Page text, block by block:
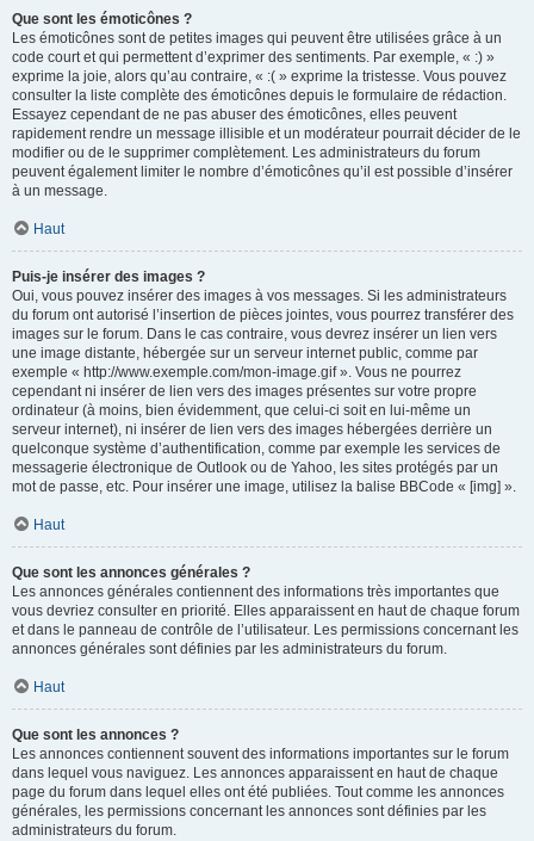
Que sont les émoticônes ?
Les émoticônes sont de petites images qui peuvent être utilisées grâce à un
code court et qui permettent d’exprimer des sentiments. Par exemple, « :) »
exprime la joie, alors qu’au contraire, « :( » exprime la tristesse. Vous pouvez
consulter la liste complète des émoticônes depuis le formulaire de rédaction.
Essayez cependant de ne pas abuser des émoticônes, elles peuvent
rapidement rendre un message illisible et un modérateur pourrait décider de le
modifier ou de le supprimer complètement. Les administrateurs du forum
peuvent également limiter le nombre d’émoticônes qu’il est possible d’insérer
à un message.
Haut
Puis-je insérer des images ?
Oui, vous pouvez insérer des images à vos messages. Si les administrateurs
du forum ont autorisé l’insertion de pièces jointes, vous pourrez transférer des
images sur le forum. Dans le cas contraire, vous devrez insérer un lien vers
une image distante, hébergée sur un serveur internet public, comme par
exemple « http://www.exemple.com/mon-image.gif ». Vous ne pourrez
cependant ni insérer de lien vers des images présentes sur votre propre
ordinateur (à moins, bien évidemment, que celui-ci soit en lui-même un
serveur internet), ni insérer de lien vers des images hébergées derrière un
quelconque système d’authentification, comme par exemple les services de
messagerie électronique de Outlook ou de Yahoo, les sites protégés par un
mot de passe, etc. Pour insérer une image, utilisez la balise BBCode « [img] ».
Haut
Que sont les annonces générales ?
Les annonces générales contiennent des informations très importantes que
vous devriez consulter en priorité. Elles apparaissent en haut de chaque forum
et dans le panneau de contrôle de l’utilisateur. Les permissions concernant les
annonces générales sont définies par les administrateurs du forum.
Haut
Que sont les annonces ?
Les annonces contiennent souvent des informations importantes sur le forum
dans lequel vous naviguez. Les annonces apparaissent en haut de chaque
page du forum dans lequel elles ont été publiées. Tout comme les annonces
générales, les permissions concernant les annonces sont définies par les
administrateurs du forum.